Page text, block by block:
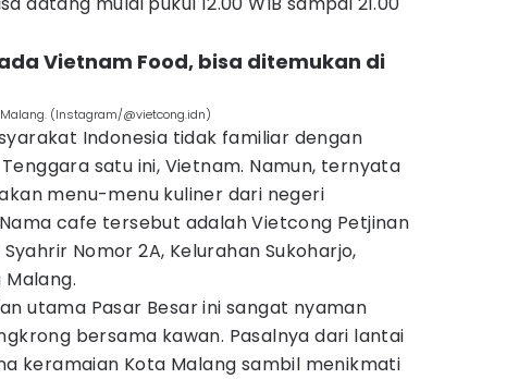
Vietnam Food, bisa ditemukan di
(Instagram/@vietcong.idn)
Indonesia tidak familiar dengan
satu ini, Vietnam. Namun, ternyata
menu-menu kuliner dari negeri
cafe tersebut adalah Vietcong Petjinan
Nomor 2A, Kelurahan Sukoharjo,
utama Pasar Besar ini sangat nyaman
bersama kawan. Pasalnya dari lantai
keramaian Kota Malang sambil menikmati